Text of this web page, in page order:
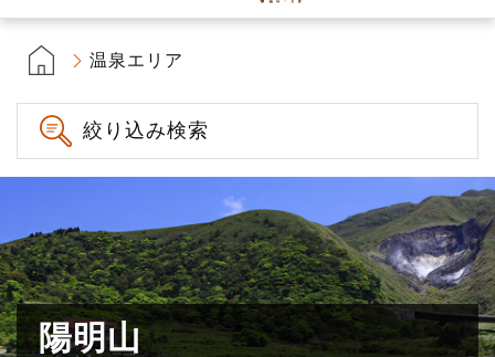
温泉エリア
絞り込み検索
陽明山